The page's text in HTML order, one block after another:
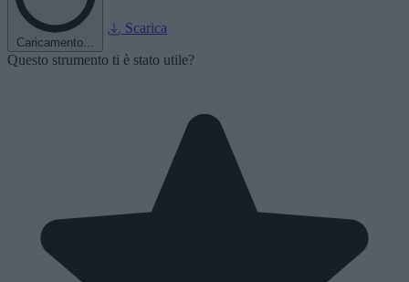
Caricamento...
Scarica
Questo strumento ti è stato utile?